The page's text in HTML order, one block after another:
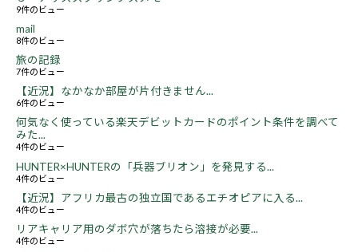
9件のビュー
mail
8件のビュー
旅の記録
7件のビュー
【近況】なかなか部屋が片付きません...
6件のビュー
何気なく使っている楽天デビットカードのポイント条件を調べて
みた...
4件のビュー
HUNTER×HUNTERの「兵器ブリオン」を発見する...
4件のビュー
【近況】アフリカ最古の独立国であるエチオピアに入る...
4件のビュー
リアキャリア用のダボ穴が落ちたら溶接が必要...
4件のビュー